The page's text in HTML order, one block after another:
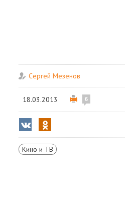
Сергей Мезенов
18.03.2013 6
Кино и ТВ